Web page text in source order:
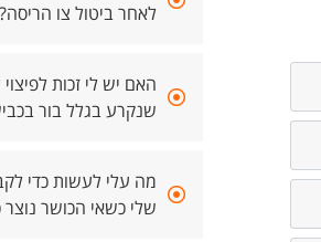
לאחר ביטול צו הריסה?
האם יש לי זכות
שנקרע בגלל בור
מה עלי לעשות כדי
שלי כשאי הכושר